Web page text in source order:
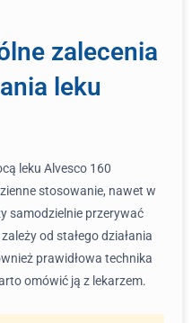
zalecenia
leku
leku Alvesco 160
stosowanie, nawet w
samodzielnie przerywać
od stałego działania
prawidłowa technika
omówić ją z lekarzem.